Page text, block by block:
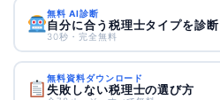
無料 AI診断
自分に合う税理士タイプを診断
30秒・完全無料
無料資料ダウンロード
失敗しない税理士の選び方